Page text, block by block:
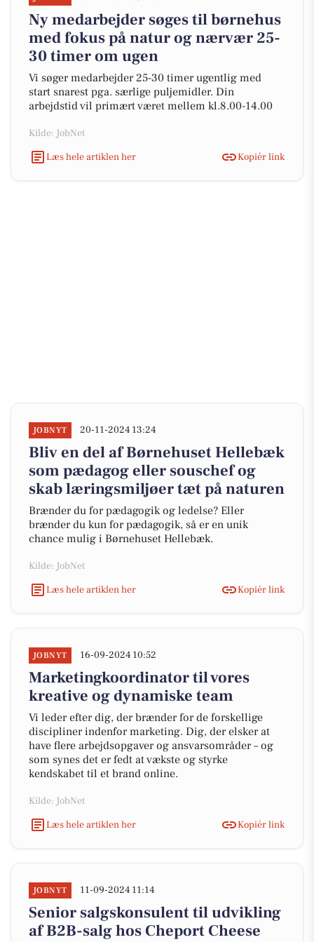
Ny medarbejder søges til børnehus
med fokus på natur og nærvær 25-
30 timer om ugen
Vi søger medarbejder 25-30 timer ugentlig med
start snarest pga. særlige puljemidler. Din
arbejdstid vil primært været mellem kl.8.00-14.00
Kilde: JobNet
Læs hele artiklen her
Kopiér link
JOBNYT 20-11-2024 13:24
Bliv en del af Børnehuset Hellebæk
som pædagog eller souschef og
skab læringsmiljøer tæt på naturen
Brænder du for pædagogik og ledelse? Eller
brænder du kun for pædagogik, så er en unik
chance mulig i Børnehuset Hellebæk.
Kilde: JobNet
Læs hele artiklen her
Kopiér link
JOBNYT 16-09-2024 10:52
Marketingkoordinator til vores
kreative og dynamiske team
Vi leder efter dig, der brænder for de forskellige
discipliner indenfor marketing. Dig, der elsker at
have flere arbejdsopgaver og ansvarsområder – og
som synes det er fedt at vækste og styrke
kendskabet til et brand online.
Kilde: JobNet
Læs hele artiklen her
Kopiér link
JOBNYT 11-09-2024 11:14
Senior salgskonsulent til udvikling
af B2B-salg hos Cheport Cheese